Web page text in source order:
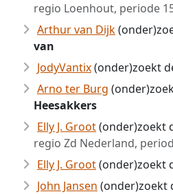
regio Loenhout, periode
Arthur van Dijk
van
JodyVantix(onder)zoekt
Arno ter Burg
Heesakkers
Elly J. Groot(onder)zoekt
regio Zd Nederland,
Elly J. Groot(onder)zoekt
John Jansen (onder)zoekt